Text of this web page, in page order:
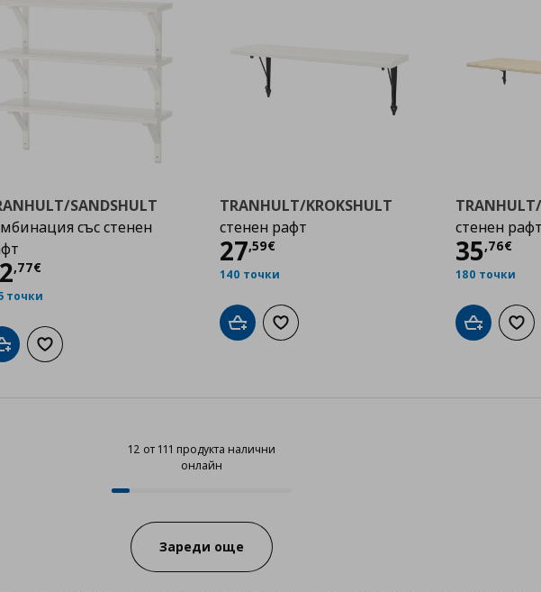
SANDSHULT
със стенен
,77€
точки
Добави в кошницата
Добави към списъка с любими
TRANHULT/KROKSHULT
стенен рафт
27,59€
Цена
140 точки
Добави в кошницата
Добави към списъка с любими
стенен рафт
35,76€
Цена
180 точки
Добави в
12 от 111 продукта налични
онлайн
12 от 111 продукта налични онлайн
Progress:
Зареди още